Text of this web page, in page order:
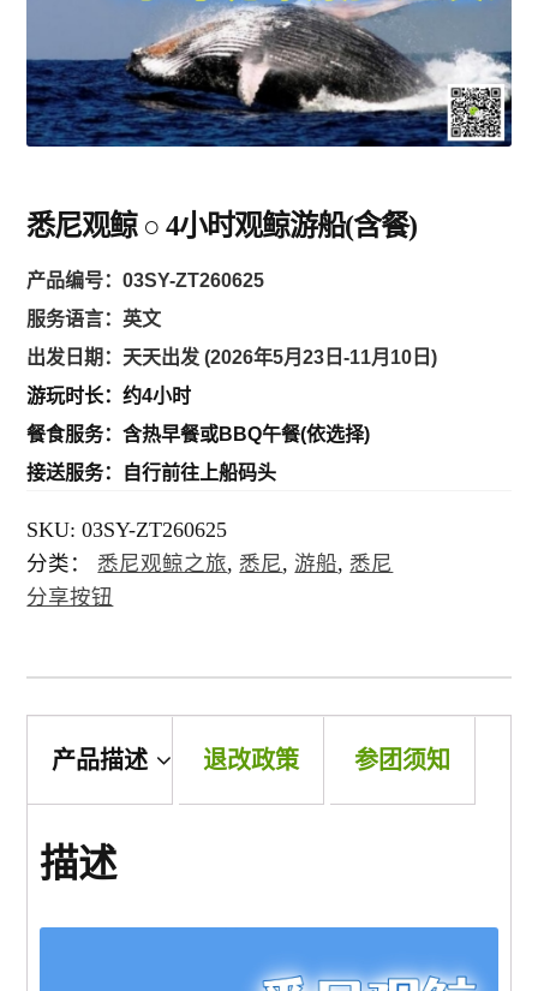
堪培拉 ACT
环球
亞洲
歐洲
美州/美加
新西兰
中東/非洲
中国
悉尼观鲸 ○ 4小时观鲸游船(含餐)
产品编号：03SY-ZT260625
服务语言：英文
出发日期：天天出发 (2026年5月23日-11月10日)
游玩时长：约4小时
餐食服务：含热早餐或BBQ午餐(依选择)
接送服务：自行前往上船码头
SKU:03SY-ZT260625
分类： 悉尼观鲸之旅, 悉尼, 游船, 悉尼
分享按钮
产品描述 退改政策 参团须知
描述